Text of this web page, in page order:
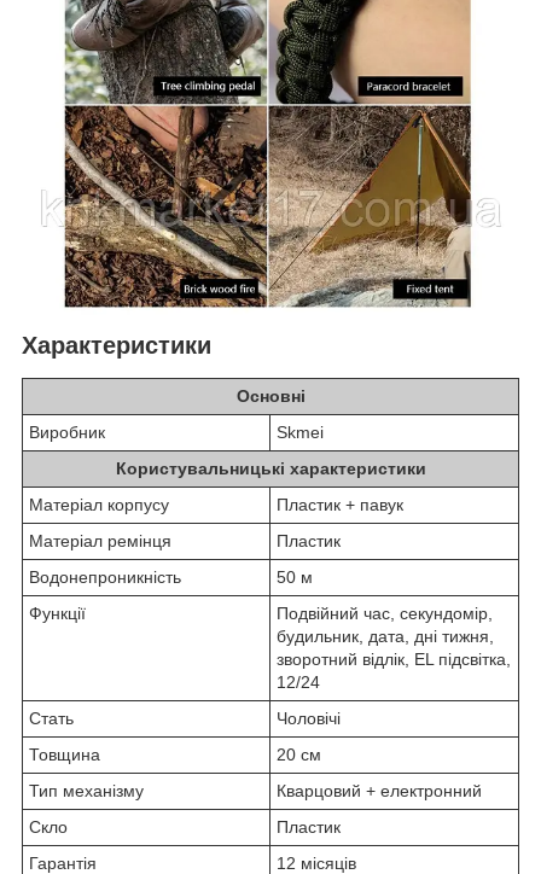
Характеристики
Основні
Виробник
Skmei
Користувальницькі характеристики
Матеріал корпусу
Пластик + павук
Матеріал ремінця
Пластик
Водонепроникність
50 м
Функції
Подвійний час, секундомір,
будильник, дата, дні тижня,
зворотний відлік, EL підсвітка,
12/24
Стать
Чоловічі
Товщина
20 см
Тип механізму
Кварцовий + електронний
Скло
Пластик
Гарантія
12 місяців